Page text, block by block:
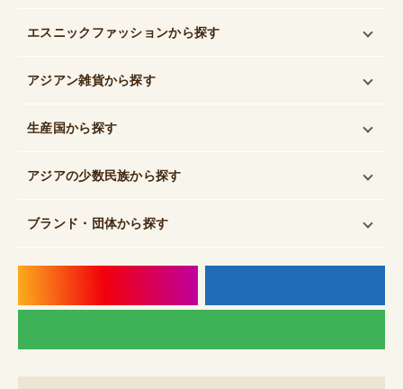
エスニックファッションから探す
アジアン雑貨から探す
生産国から探す
アジアの少数民族から探す
ブランド・団体から探す